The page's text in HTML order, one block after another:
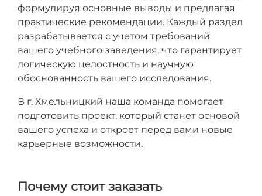
формулируя основные выводы и предлагая
практические рекомендации. Каждый раздел
разрабатывается с учетом требований
вашего учебного заведения, что гарантирует
логическую целостность и научную
обоснованность вашего исследования.
В г. Хмельницкий наша команда помогает
подготовить проект, который станет основой
вашего успеха и откроет перед вами новые
карьерные возможности.
Почему стоит заказать